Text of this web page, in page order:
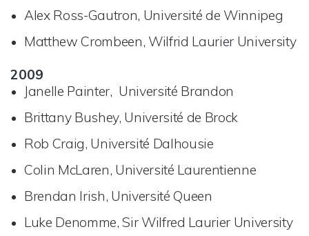
Alex Ross-Gautron, Université de Winnipeg
Matthew Crombeen, Wilfrid Laurier University
2009
Janelle Painter, Université Brandon
Brittany Bushey, Université de Brock
Rob Craig, Université Dalhousie
Colin McLaren, Université Laurentienne
Brendan Irish, Université Queen
Luke Denomme, Sir Wilfred Laurier University